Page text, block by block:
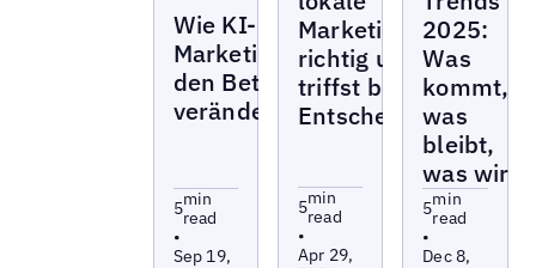
Wie KI-
Marketingassistenten
den Betrieb
verändern
5min
read
•
Sep 19,
Marketingdaten
richtig und
triffst bessere
Entscheidungen
5min
read
•
Apr 29,
2025:
Was
kommt,
was
bleibt,
was wirkt
5min
read
•
Dec 8,